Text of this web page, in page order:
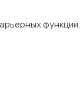
функций,